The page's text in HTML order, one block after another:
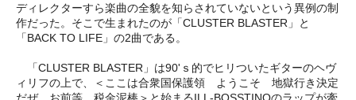
ディレクターすら楽曲の全貌を知らされていないという異例の制
作だった。そこで生まれたのが「CLUSTER BLASTER」と
「BACK TO LIFE」の2曲である。
「CLUSTER BLASTER」は90'ｓ的でヒリついたギターのヘヴ
ィリフの上で、＜ここは合衆国保護領 ようこそ 地獄行き決定
だぜ お前等 税金泥棒＞と始まるILL-BOSSTINOのラップが牽